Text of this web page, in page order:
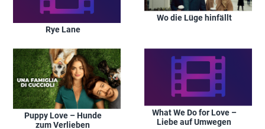
Rye Lane
Wo die Lüge hinfällt
Puppy Love – Hunde
zum Verlieben
What We Do for Love –
Liebe auf Umwegen